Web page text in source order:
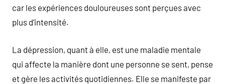
car les expériences douloureuses sont perçues avec
plus d’intensité.
La dépression, quant à elle, est une maladie mentale
qui affecte la manière dont une personne se sent, pense
et gère les activités quotidiennes. Elle se manifeste par